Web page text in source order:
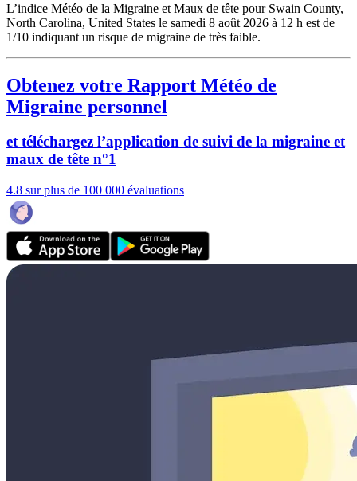
L’indice Météo de la Migraine et Maux de tête pour Swain County,
North Carolina, United States le samedi 8 août 2026 à 12 h est de
1/10 indiquant un risque de migraine de très faible.
Obtenez votre Rapport Météo de
Migraine personnel
et téléchargez l’application de suivi de la migraine et
maux de tête n°1
4.8 sur plus de 100 000 évaluations